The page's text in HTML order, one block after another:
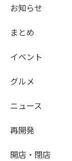
お知らせ
まとめ
イベント
グルメ
ニュース
再開発
開店・閉店